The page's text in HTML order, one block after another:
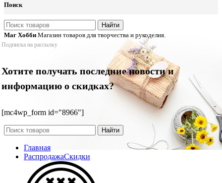
Поиск
Найти
Маг Хобби Магазин товаров для творчества и рукоделия.
Подписка на рассылку
Хотите получать последние новости и
информацию о скидках?
[mc4wp_form id="8966"]
Найти
Главная
РаспродажаСкидки